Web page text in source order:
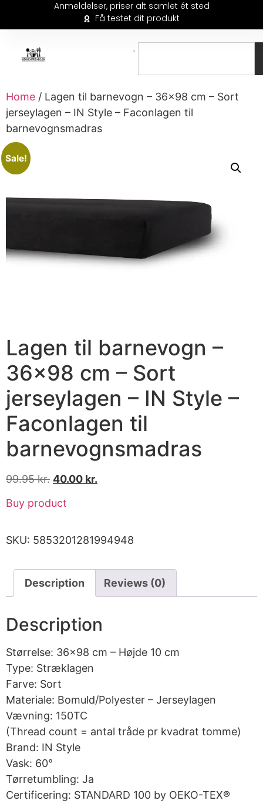
Anmeldelser, priser alt samlet ét sted
Få testet dit produkt
Home / Lagen til barnevogn – 36×98 cm – Sort
jerseylagen – IN Style – Faconlagen til
barnevognsmadras
Sale!
Lagen til barnevogn –
36×98 cm – Sort
jerseylagen – IN Style –
Faconlagen til
barnevognsmadras
99.95kr. 40.00 kr.
Buy product
SKU: 5853201281994948
Description Reviews (0)
Description
Størrelse: 36×98 cm – Højde 10 cm
Type: Stræklagen
Farve: Sort
Materiale: Bomuld/Polyester – Jerseylagen
Vævning: 150TC
(Thread count = antal tråde pr kvadrat tomme)
Brand: IN Style
Vask: 60°
Tørretumbling: Ja
Certificering: STANDARD 100 by OEKO-TEX®